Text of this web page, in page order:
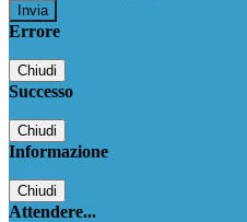
Errore
Chiudi
Successo
Chiudi
Informazione
Chiudi
Attendere...